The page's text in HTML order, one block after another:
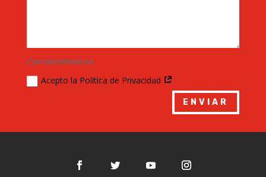
Consentimiento
Acepto la Política de Privacidad
ENVIAR